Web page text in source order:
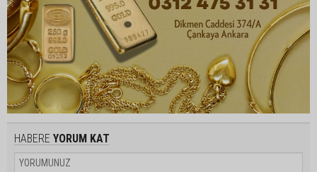
HABERE YORUM KAT